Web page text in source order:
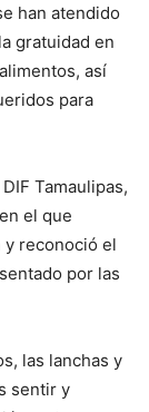
han atendido
gratuidad en
así
para
Tamaulipas,
el que
reconoció el
por las
las lanchas y
sentir y